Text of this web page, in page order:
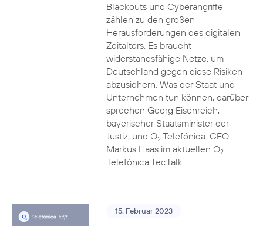
Blackouts und Cyberangriffe
zählen zu den großen
Herausforderungen des digitalen
Zeitalters. Es braucht
widerstandsfähige Netze, um
Deutschland gegen diese Risiken
abzusichern. Was der Staat und
Unternehmen tun können, darüber
sprechen Georg Eisenreich,
bayerischer Staatsminister der
Justiz, und O2Telefónica-CEO
Markus Haas im aktuellen O2
Telefónica TecTalk.
15. Februar 2023